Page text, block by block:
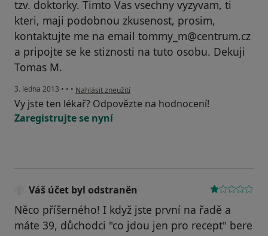
tzv. doktorky. Timto Vas vsechny vyzyvam, ti
kteri, maji podobnou zkusenost, prosim,
kontaktujte me na email tommy_m@centrum.cz
a pripojte se ke stiznosti na tuto osobu. Dekuji
Tomas M.
3. ledna 2013 • • • podle názoru uživatele Váš účet byl odstraněn
Nahlásit zneužití
Vy jste ten lékař? Odpovězte na hodnocení!
Zaregistrujte se nyní
Váš účet byl odstraněn
Něco příšerného! I když jste první na řadě a
máte 39, důchodci "co jdou jen pro recept" bere